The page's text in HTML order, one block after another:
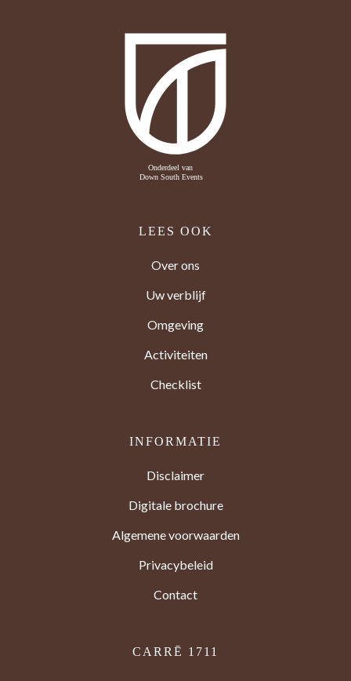
LEES OOK
Over ons
Uw verblijf
Omgeving
Activiteiten
Checklist
INFORMATIE
Disclaimer
Digitale brochure
Algemene voorwaarden
Privacybeleid
Contact
CARRĒ 1711